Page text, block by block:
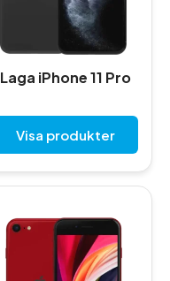
Laga iPhone 11 Pro
Visa produkter